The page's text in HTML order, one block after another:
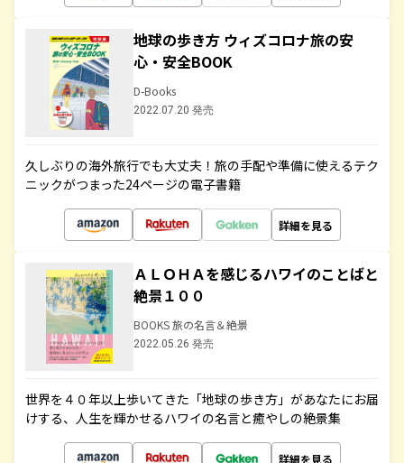
地球の歩き方 ウィズコロナ旅の安
心・安全BOOK
D-Books
2022.07.20 発売
久しぶりの海外旅行でも大丈夫！旅の手配や準備に使えるテク
ニックがつまった24ページの電子書籍
詳細を見る
ＡＬＯＨＡを感じるハワイのことばと
絶景１００
BOOKS 旅の名言＆絶景
2022.05.26 発売
世界を４０年以上歩いてきた「地球の歩き方」があなたにお届
けする、人生を輝かせるハワイの名言と癒やしの絶景集
詳細を見る